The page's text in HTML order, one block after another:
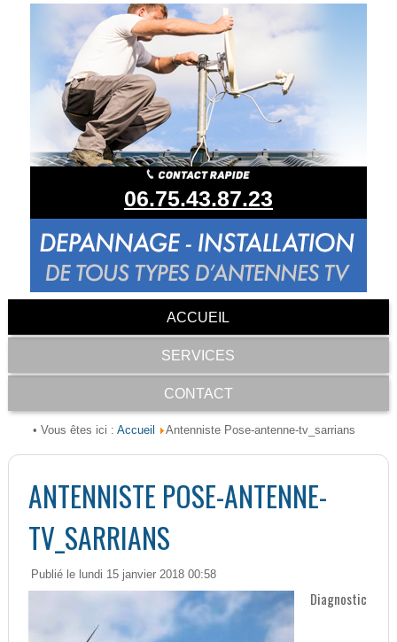
06.75.43.87.23
ACCUEIL
SERVICES
CONTACT
• Vous êtes ici : Accueil Antenniste Pose-antenne-tv_sarrians
ANTENNISTE POSE-ANTENNE-
TV_SARRIANS
Publié le lundi 15 janvier 2018 00:58
Diagnostic